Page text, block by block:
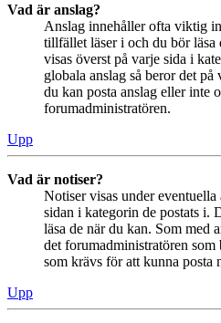
Vad är anslag?
Anslag innehåller ofta viktig
tillfället läser i och du bör
visas överst på varje sida i
globala anslag så beror det
du kan posta anslag eller inte
forumadministratören.
Upp
Vad är notiser?
Notiser visas under eventuella
sidan i kategorin de postats i.
läsa de när du kan. Som med
det forumadministratören
som krävs för att kunna posta
Upp